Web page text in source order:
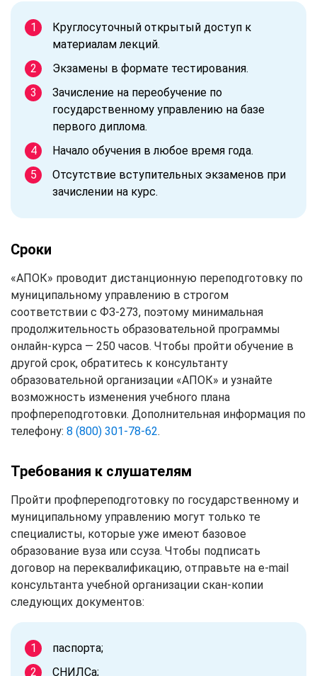
Круглосуточный открытый доступ к
материалам лекций.
Экзамены в формате тестирования.
Зачисление на переобучение по
государственному управлению на базе
первого диплома.
Начало обучения в любое время года.
Отсутствие вступительных экзаменов при
зачислении на курс.
Сроки
«АПОК» проводит дистанционную переподготовку по
муниципальному управлению в строгом
соответствии с ФЗ-273, поэтому минимальная
продолжительность образовательной программы
онлайн-курса — 250 часов. Чтобы пройти обучение в
другой срок, обратитесь к консультанту
образовательной организации «АПОК» и узнайте
возможность изменения учебного плана
профпереподготовки. Дополнительная информация по
телефону: 8 (800) 301-78-62.
Требования к слушателям
Пройти профпереподготовку по государственному и
муниципальному управлению могут только те
специалисты, которые уже имеют базовое
образование вуза или ссуза. Чтобы подписать
договор на переквалификацию, отправьте на e-mail
консультанта учебной организации скан-копии
следующих документов:
паспорта;
СНИЛСа;